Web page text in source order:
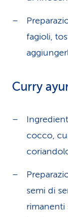
fagioli,
Curry
cocco,
semi di
rimanenti